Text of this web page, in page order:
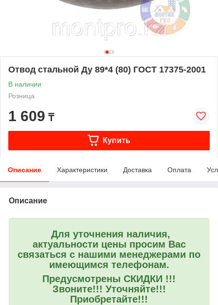
Отвод стальной Ду 89*4 (80) ГОСТ 17375-2001
В наличии
Розница
1 609 ₸
Купить
Описание Характеристики Доставка Оплата
Описание
Для уточнения наличия,
актуальности цены просим Вас
связаться с нашими менеджерами по
имеющимся телефонам.
Предусмотрены СКИДКИ !!!
Звоните!!! Уточняйте!!!
Приобретайте!!!